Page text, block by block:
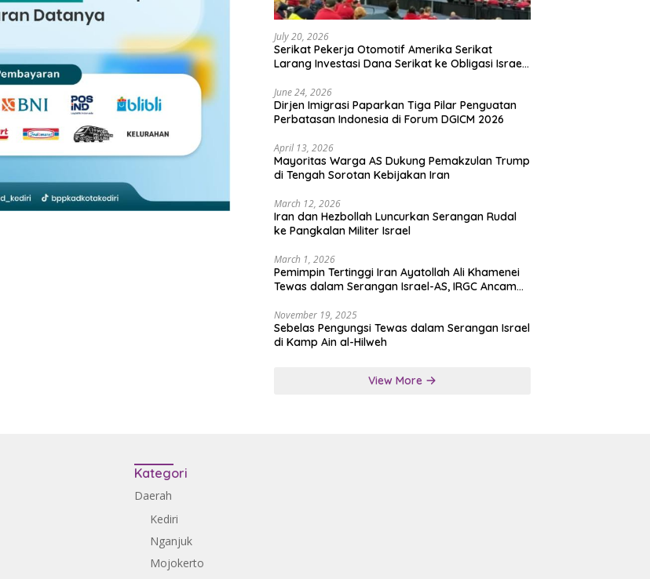
July 20, 2026
Serikat Pekerja Otomotif Amerika Serikat
Larang Investasi Dana Serikat ke Obligasi Israel,
June 24, 2026
Dirjen Imigrasi Paparkan Tiga Pilar Penguatan
Perbatasan Indonesia di Forum DGICM 2026
April 13, 2026
Mayoritas Warga AS Dukung Pemakzulan Trump
di Tengah Sorotan Kebijakan Iran
March 12, 2026
Iran dan Hezbollah Luncurkan Serangan Rudal
ke Pangkalan Militer Israel
March 1, 2026
Pemimpin Tertinggi Iran Ayatollah Ali Khamenei
Tewas dalam Serangan Israel-AS, IRGC Ancam
November 19, 2025
Sebelas Pengungsi Tewas dalam Serangan Israel
di Kamp Ain al-Hilweh
View More
Kategori
Daerah
Kediri
Nganjuk
Mojokerto